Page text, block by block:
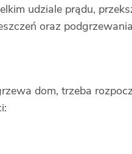
udziale prądu,
oraz
dom, trzeba